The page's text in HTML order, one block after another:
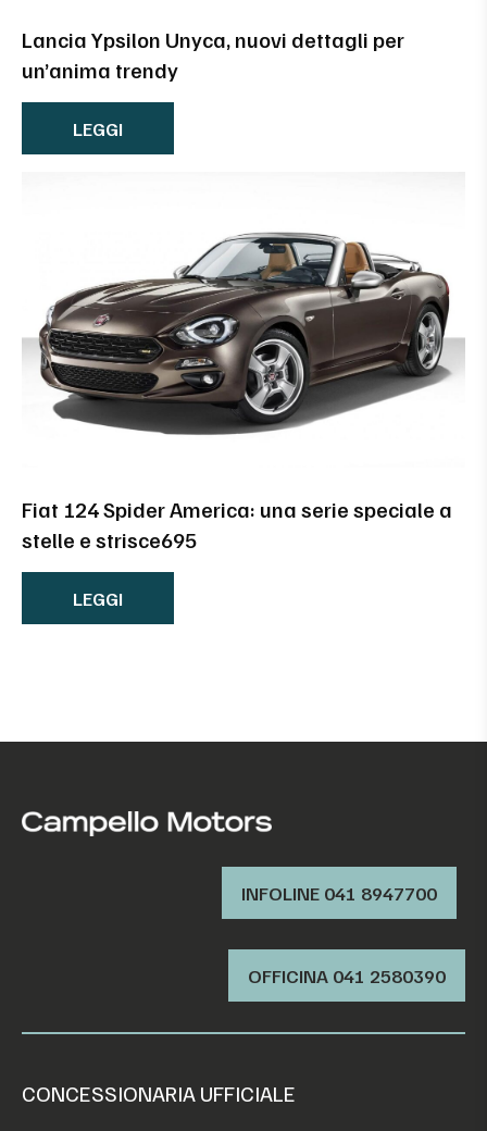
Lancia Ypsilon Unyca, nuovi dettagli per
un’anima trendy
LEGGI
Fiat 124 Spider America: una serie speciale a
stelle e strisce695
LEGGI
INFOLINE 041 8947700
OFFICINA ‭041 2580390‬
CONCESSIONARIA UFFICIALE